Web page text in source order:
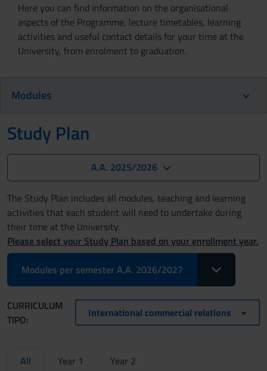
Here you can find information on the organisational
aspects of the Programme, lecture timetables, learning
activities and useful contact details for your time at the
University, from enrolment to graduation.
Modules
Study Plan
A.A. 2025/2026
The Study Plan includes all modules, teaching and learning
activities that each student will need to undertake during
their time at the University.
Please select your Study Plan based on your enrollment year.
Modules per semester A.A. 2026/2027
Toggle
CURRICULUM
TIPO:
International commercial relations
All Year 1 Year 2